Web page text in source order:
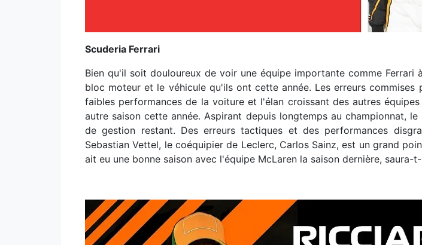
Scuderia Ferrari
Bien qu'il soit douloureux de voir une équipe importante comme
bloc moteur et le véhicule qu'ils ont cette année. Les erreurs
faibles performances de la voiture et l'élan croissant des autres
autre saison cette année. Aspirant depuis longtemps au championnat,
de gestion restant. Des erreurs tactiques et des performances
Sebastian Vettel, le coéquipier de Leclerc, Carlos Sainz, est un grand
ait eu une bonne saison avec l'équipe McLaren la saison dernière,